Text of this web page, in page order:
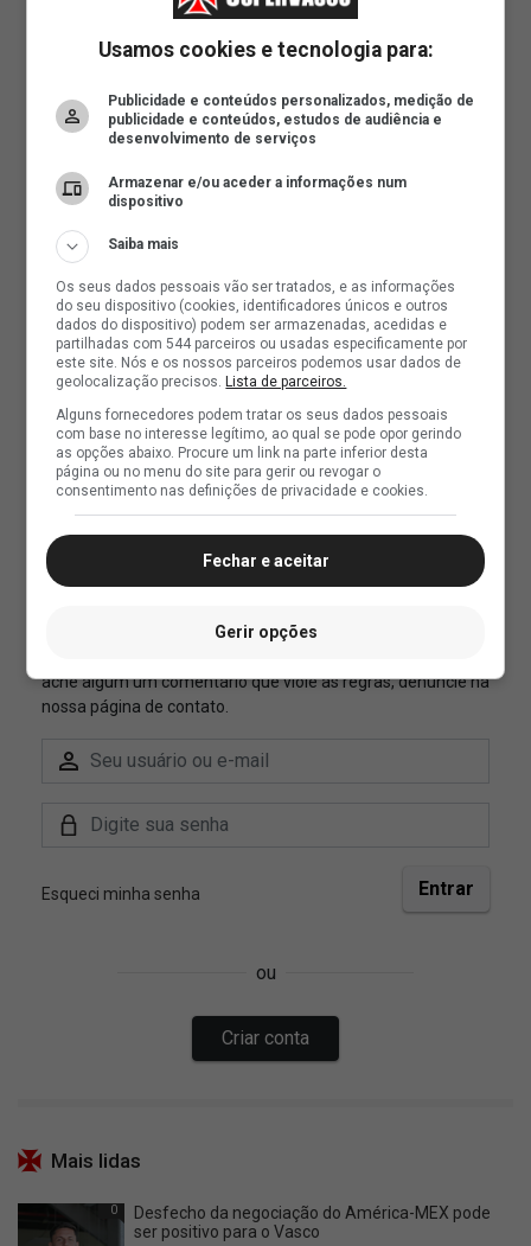
Mais lidas
0
Desfecho da negociação do América-MEX pode
ser positivo para o Vasco
Usamos cookies e tecnologia para:
Publicidade e conteúdos personalizados, medição de
publicidade e conteúdos, estudos de audiência e
desenvolvimento de serviços
Armazenar e/ou aceder a informações num
dispositivo
Saiba mais
Os seus dados pessoais vão ser tratados, e as informações
do seu dispositivo (cookies, identificadores únicos e outros
dados do dispositivo) podem ser armazenadas, acedidas e
partilhadas com 544 parceiros ou usadas especificamente por
este site. Nós e os nossos parceiros podemos usar dados de
geolocalização precisos.Lista de parceiros.
Alguns fornecedores podem tratar os seus dados pessoais
com base no interesse legítimo, ao qual se pode opor gerindo
as opções abaixo. Procure um link na parte inferior desta
página ou no menu do site para gerir ou revogar o
consentimento nas definições de privacidade e cookies.
Fechar e aceitar
Gerir opções